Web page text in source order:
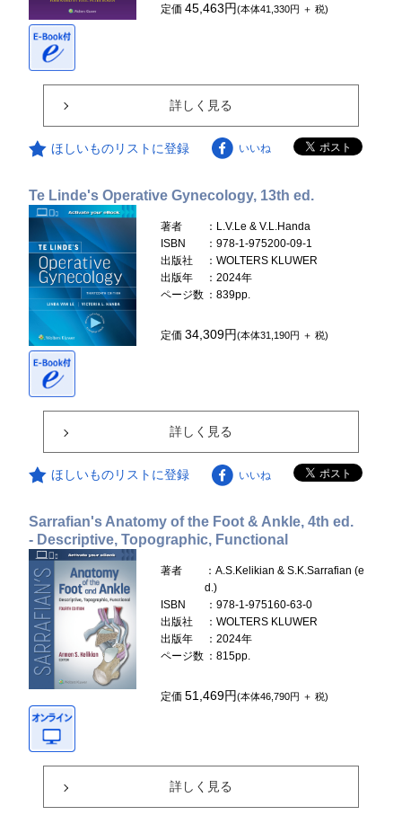
定価45,463円(本体41,330円 ＋ 税)
詳しく見る
ほしいものリストに登録 いいね
Te Linde's Operative Gynecology, 13th ed.
著者
：L.V.Le & V.L.Handa
ISBN
：978-1-975200-09-1
出版社
：WOLTERS KLUWER
出版年
：2024年
ページ数 ：839pp.
定価34,309円(本体31,190円 ＋ 税)
詳しく見る
ほしいものリストに登録 いいね
Sarrafian's Anatomy of the Foot & Ankle, 4th ed.
- Descriptive, Topographic, Functional
著者
：A.S.Kelikian & S.K.Sarrafian (e
d.)
ISBN
：978-1-975160-63-0
出版社
：WOLTERS KLUWER
出版年
：2024年
ページ数 ：815pp.
定価51,469円(本体46,790円 ＋ 税)
詳しく見る